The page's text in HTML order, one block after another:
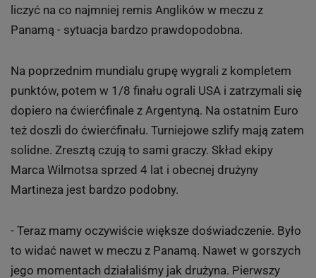
liczyć na co najmniej remis Anglików w meczu z
Panamą - sytuacja bardzo prawdopodobna.
Na poprzednim mundialu grupę wygrali z kompletem
punktów, potem w 1/8 finału ograli USA i zatrzymali się
dopiero na ćwierćfinale z Argentyną. Na ostatnim Euro
też doszli do ćwierćfinału. Turniejowe szlify mają zatem
solidne. Zresztą czują to sami graczy. Skład ekipy
Marca Wilmotsa sprzed 4 lat i obecnej drużyny
Martineza jest bardzo podobny.
- Teraz mamy oczywiście większe doświadczenie. Było
to widać nawet w meczu z Panamą. Nawet w gorszych
jego momentach działaliśmy jak drużyna. Pierwszy